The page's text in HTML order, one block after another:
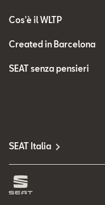
Cos'è il WLTP
Created in Barcelona
SEAT senza pensieri
SEAT Italia